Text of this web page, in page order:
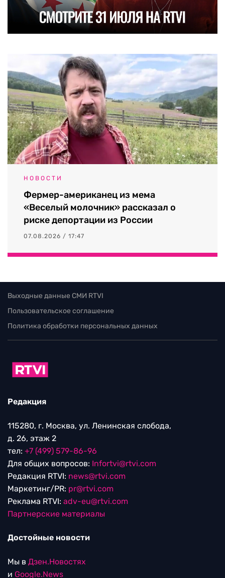
НОВОСТИ
Фермер-американец из мема
«Веселый молочник» рассказал о
риске депортации из России
07.08.2026 / 17:47
Выходные данные СМИ RTVI
Пользовательское соглашение
Политика обработки персональных данных
Редакция
115280, г. Москва, ул. Ленинская слобода,
д. 26, этаж 2
тел: +7 (499) 579-86-96
Для общих вопросов: Infortvi@rtvi.com
Редакция RTVI: news@rtvi.com
Маркетинг/PR: pr@rtvi.com
Реклама RTVI: adv-eu@rtvi.com
Партнерские материалы
Достойные новости
Мы в Дзен.Новостях
и Google.News